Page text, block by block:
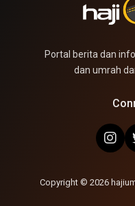
Portal berita dan
dan umrah
Copyright © 2026